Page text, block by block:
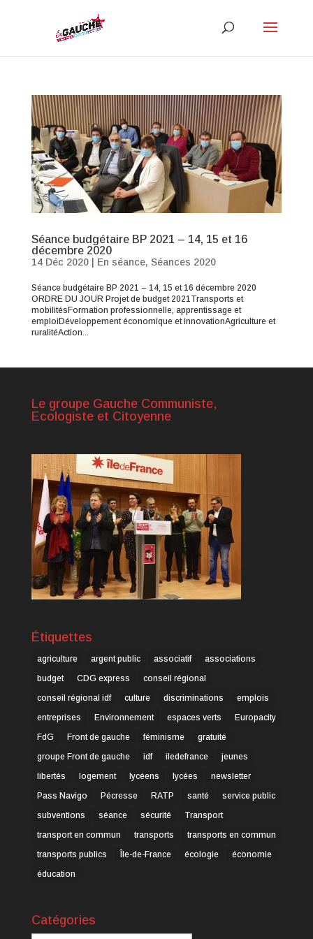
Séance budgétaire BP 2021 – 14, 15 et 16
décembre 2020
14 Déc 2020| En séance, Séances 2020
Séance budgétaire BP 2021 – 14, 15 et 16 décembre 2020
ORDRE DU JOUR Projet de budget 2021Transports et
mobilitésFormation professionnelle, apprentissage et
emploiDéveloppement économique et innovationAgriculture et
ruralitéAction...
Le groupe Gauche Communiste,
Ecologiste et Citoyenne
Étiquettes
agriculture argent public associatif
associations
budget
CDG express
conseil régional
conseil régional idf
culture discriminations
emplois
entreprises
Environnement espaces verts
Europacity
FdG
Front de gauche féminisme
gratuité
groupe Front de gauche
idf iledefrance
jeunes
libertés
logement lycéens lycées
newsletter
Pass Navigo
Pécresse RATP santé
service public
subventions
séance sécurité
Transport
transport en commun
transports
transports en commun
transports publics
Île-de-France écologie
économie
éducation
Catégories